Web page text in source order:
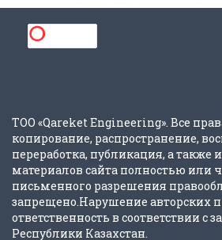
ТОО «Qareket Engineering». Все
копирование, распространение,
переработка, публикация, а также
материалов сайта полностью или
письменного разрешения
запрещено.Нарушение авторских
ответственность в соответствии с
Республики Казахстан.